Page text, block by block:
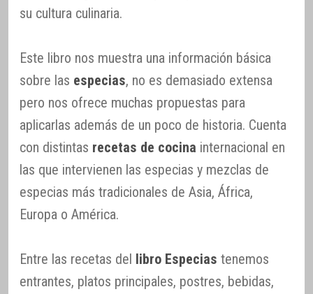
su cultura culinaria.
Este libro nos muestra una información básica
sobre las especias, no es demasiado extensa
pero nos ofrece muchas propuestas para
aplicarlas además de un poco de historia. Cuenta
con distintas recetas de cocina internacional en
las que intervienen las especias y mezclas de
especias más tradicionales de Asia, África,
Europa o América.
Entre las recetas del libro Especias tenemos
entrantes, platos principales, postres, bebidas,